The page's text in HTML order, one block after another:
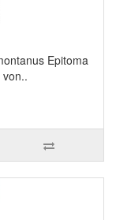
Epitoma